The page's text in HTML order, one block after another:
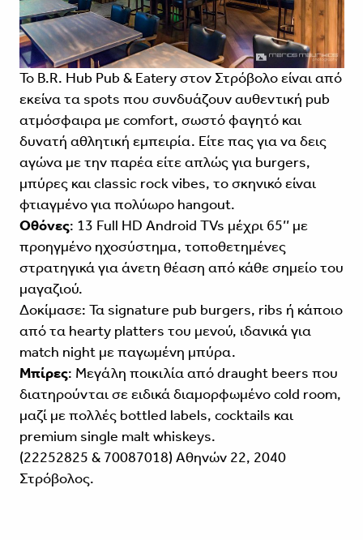
Το B.R. Hub Pub & Eatery στον Στρόβολο είναι από
εκείνα τα spots που συνδυάζουν αυθεντική pub
ατμόσφαιρα με comfort, σωστό φαγητό και
δυνατή αθλητική εμπειρία. Είτε πας για να δεις
αγώνα με την παρέα είτε απλώς για burgers,
μπύρες και classic rock vibes, το σκηνικό είναι
φτιαγμένο για πολύωρο hangout.
Οθόνες: 13 Full HD Android TVs μέχρι 65’’ με
προηγμένο ηχοσύστημα, τοποθετημένες
στρατηγικά για άνετη θέαση από κάθε σημείο του
μαγαζιού.
Δοκίμασε: Τα signature pub burgers, ribs ή κάποιο
από τα hearty platters του μενού, ιδανικά για
match night με παγωμένη μπύρα.
Μπίρες: Μεγάλη ποικιλία από draught beers που
διατηρούνται σε ειδικά διαμορφωμένο cold room,
μαζί με πολλές bottled labels, cocktails και
premium single malt whiskeys.
(22252825 & 70087018) Αθηνών 22, 2040
Στρόβολος.